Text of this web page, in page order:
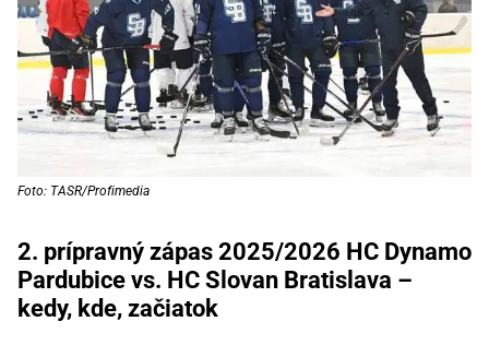
Foto: TASR/Profimedia
2. prípravný zápas 2025/2026 HC Dynamo
Pardubice vs. HC Slovan Bratislava –
kedy, kde, začiatok